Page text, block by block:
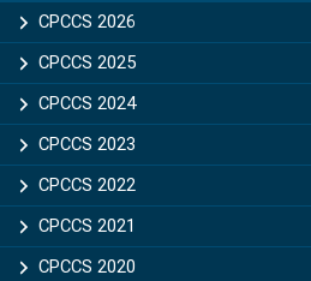
Sidebar
CPCCS 2026
CPCCS 2025
CPCCS 2024
CPCCS 2023
CPCCS 2022
CPCCS 2021
CPCCS 2020